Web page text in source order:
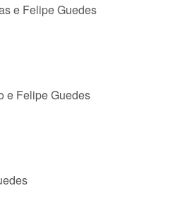
e Felipe Guedes
e Felipe Guedes